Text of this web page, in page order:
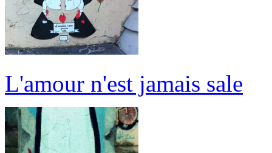
L'amour n'est jamais sale